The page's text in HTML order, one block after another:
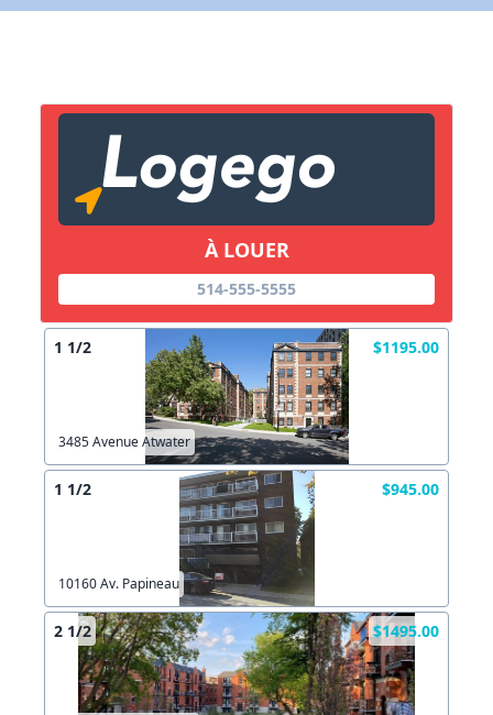
À LOUER
514-555-5555
1 1/2 $1195.00
3485 Avenue Atwater
1 1/2 $945.00
10160 Av. Papineau
2 1/2 $1495.00
Lien vers inscription (sera inclus dans courriel)
Copier lien
X Fermer
X Fermer